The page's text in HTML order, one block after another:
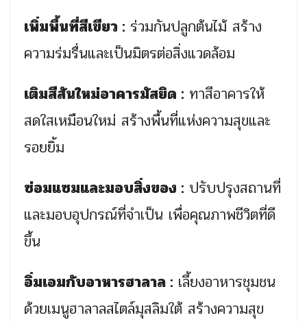
เพิ่มพื้นที่สีเขียว : ร่วมกันปลูกต้นไม้ สร้าง
ความร่มรื่นและเป็นมิตรต่อสิ่งแวดล้อม
เติมสีสันใหม่อาคารมัสยิด : ทาสีอาคารให้
สดใสเหมือนใหม่ สร้างพื้นที่แห่งความสุขและ
รอยยิ้ม
ซ่อมแซมและมอบสิ่งของ : ปรับปรุงสถานที่
และมอบอุปกรณ์ที่จำเป็น เพื่อคุณภาพชีวิตที่ดี
ขึ้น
อิ่มเอมกับอาหารฮาลาล : เลี้ยงอาหารชุมชน
ด้วยเมนูฮาลาลสไตล์มุสลิมใต้ สร้างความสุข